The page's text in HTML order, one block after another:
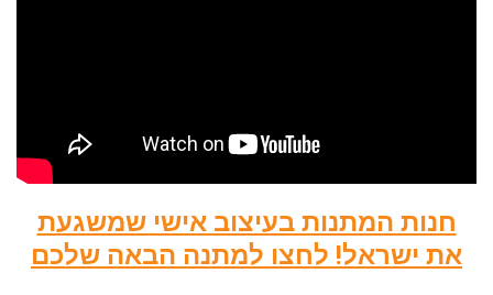
חנות המתנות בעיצוב אישי שמשגעת
את ישראל! לחצו למתנה הבאה שלכם